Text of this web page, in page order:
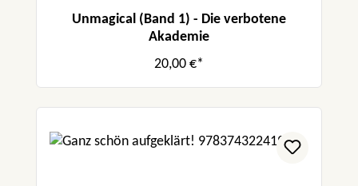
Unmagical (Band 1) - Die verbotene
Akademie
20,00 €*